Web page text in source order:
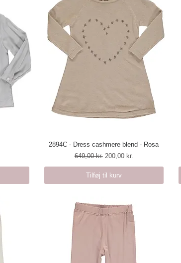
Hurtigvisning
2894C - Dress cashmere blend - Rosa
Regulær pris
649,00 kr. Salgspris
200,00 kr.
Tilføj til kurv